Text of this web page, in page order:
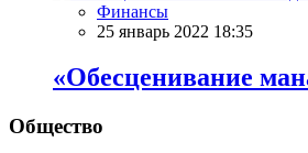
Финансы
25 январь 2022 18:35
«Обесценивание
Общество